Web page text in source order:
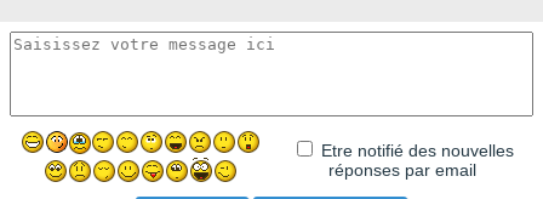
Etre notifié des nouvelles
réponses par email